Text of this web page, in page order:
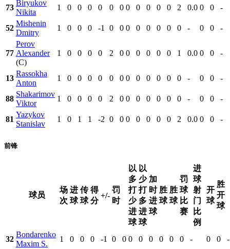
73
Biryukov
Nikita
1 0 0 0 0 0 0 0 0 0 0 0 2 0.0 0 0 -
52
Mishenin
Dmitry
1 0 0 0 -1 0 0 0 0 0 0 0 0 - 0 0 -
77
Perov
Alexander
(C)
1 0 0 0 0 2 0 0 0 0 0 0 1 0.0 0 0 -
13
Rassokha
Anton
1 0 0 0 0 0 0 0 0 0 0 0 0 - 0 0 -
88
Shakarimov
Viktor
1 0 0 0 0 2 0 0 0 0 0 0 0 - 0 0 -
81
Yazykov
Stanislav
1 0 1 1 -2 0 0 0 0 0 0 0 2 0.0 0 0 -
前锋
球员
场
次
进
球
传
球
得
分
+/-
罚
时
以
多
打
少
进
球
以
少
打
多
进
球
加
时
进
球
胜
球
胜
球
罚
球
比
赛
进
球
射
门
比
例
开
球
胜
开
球
32
Bondarenko
Maxim S.
1 0 0 0 -1 0 0 0 0 0 0 0 0 - 0 0 -